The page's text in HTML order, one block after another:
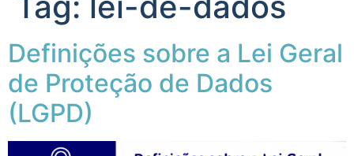
Definições sobre a Lei Geral
de Proteção de Dados
(LGPD)